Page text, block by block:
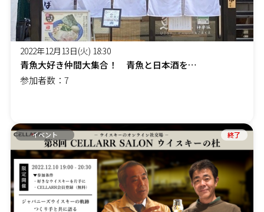
2022年12月13日(火) 18:30
青魚大好き仲間大集合！ 青魚と日本酒を楽しむ会in神楽坂
参加者数：7
イベント 終了